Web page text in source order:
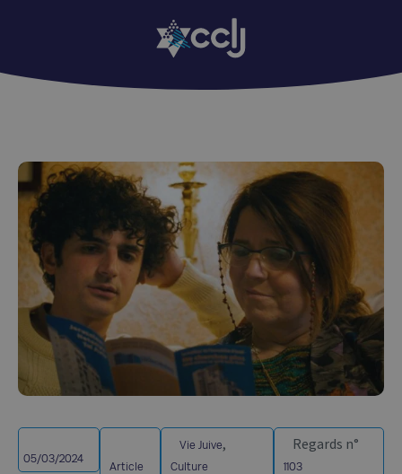
05/03/2024
Article
Vie Juive,
Culture
Regards n°
1103